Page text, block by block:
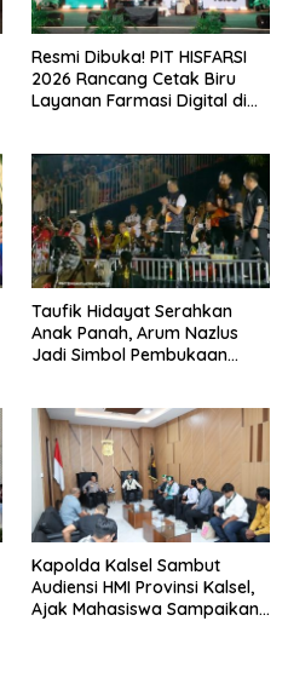
Resmi Dibuka! PIT HISFARSI
2026 Rancang Cetak Biru
Layanan Farmasi Digital di
Taufik Hidayat Serahkan
Anak Panah, Arum Nazlus
Jadi Simbol Pembukaan
Kapolda Kalsel Sambut
Audiensi HMI Provinsi Kalsel,
Ajak Mahasiswa Sampaikan